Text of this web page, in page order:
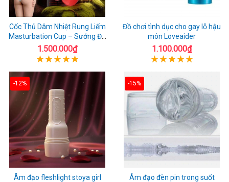
Cốc Thủ Dâm Nhiệt Rung Liếm
Masturbation Cup – Sướng Đã
Đời
1.500.000₫
Đồ chơi tình dục cho gay lỗ hậu
môn Loveaider
1.100.000₫
-12%
Âm đạo fleshlight stoya girl
-15%
Âm đạo đèn pin trong suốt